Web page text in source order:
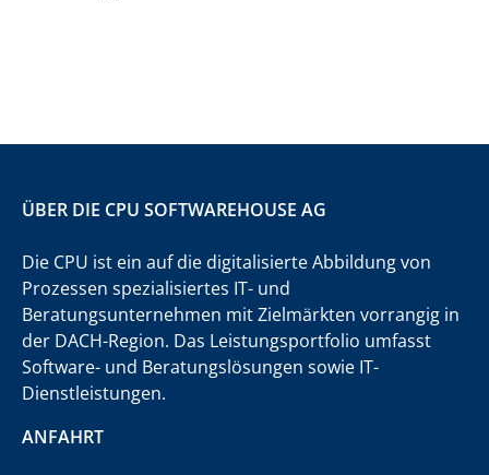
ÜBER DIE CPU SOFTWAREHOUSE AG
Die CPU ist ein auf die digitalisierte Abbildung von
Prozessen spezialisiertes IT- und
Beratungsunternehmen mit Zielmärkten vorrangig in
der DACH-Region. Das Leistungsportfolio umfasst
Software- und Beratungslösungen sowie IT-
Dienstleistungen.
ANFAHRT